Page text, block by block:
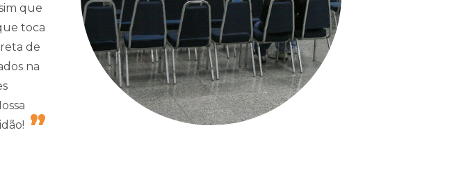
que
toca
de
na